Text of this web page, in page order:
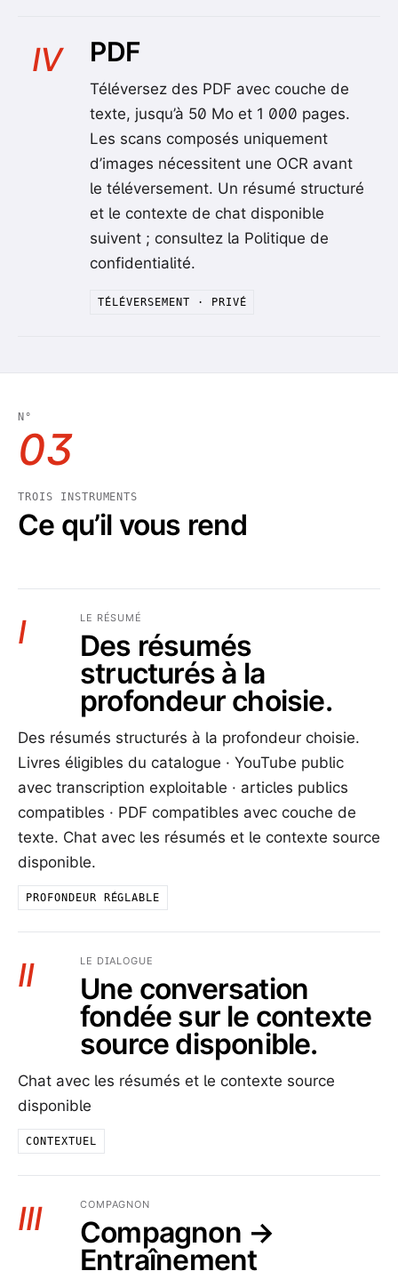
IV PDF
Téléversez des PDF avec couche de
texte, jusqu’à 50 Mo et 1 000 pages.
Les scans composés uniquement
d’images nécessitent une OCR avant
le téléversement. Un résumé structuré
et le contexte de chat disponible
suivent ; consultez la Politique de
confidentialité.
TÉLÉVERSEMENT · PRIVÉ
N°
03
TROIS INSTRUMENTS
Ce qu’il vous rend
I LE RÉSUMÉ
Des résumés
structurés à la
profondeur choisie.
Des résumés structurés à la profondeur choisie.
Livres éligibles du catalogue · YouTube public
avec transcription exploitable · articles publics
compatibles · PDF compatibles avec couche de
texte. Chat avec les résumés et le contexte source
disponible.
PROFONDEUR RÉGLABLE
II LE DIALOGUE
Une conversation
fondée sur le contexte
source disponible.
Chat avec les résumés et le contexte source
disponible
CONTEXTUEL
III COMPAGNON
Compagnon →
Entraînement